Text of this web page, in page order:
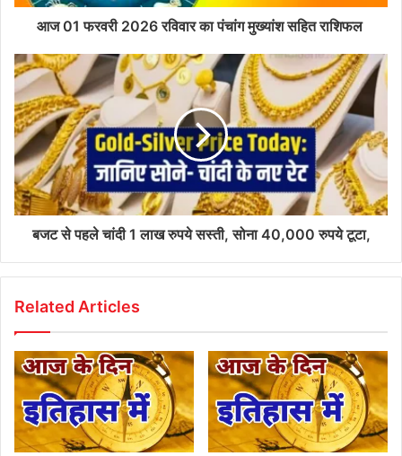
आज 01 फरवरी 2026 रविवार का पंचांग मुख्यांश सहित राशिफल
बजट से पहले चांदी 1 लाख रुपये सस्ती, सोना 40,000 रुपये टूटा,
Related Articles